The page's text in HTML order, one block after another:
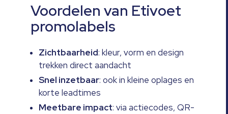
Voordelen van Etivoet
promolabels
Zichtbaarheid: kleur, vorm en design
trekken direct aandacht
Snel inzetbaar: ook in kleine oplages en
korte leadtimes
Meetbare impact: via actiecodes, QR-